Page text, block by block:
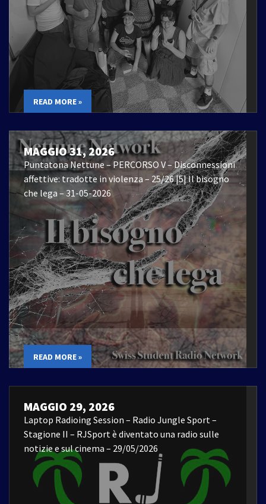
READ MORE »
MAGGIO 31, 2026
Puntatona Nettune – PERCORSO V – Disconnessioni
affettive: tradotte in violenza – 25/26 |5| Il bisogno
che lega – 31-05-2026
READ MORE »
MAGGIO 29, 2026
Laptop Radioing Session – Radio Jungle Sport –
Stagione II – RJSport è diventato una radio sulle
notizie e sul cinema – 29/05/2026